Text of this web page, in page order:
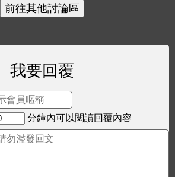
我要回覆
分鐘內可以閱讀回覆內容